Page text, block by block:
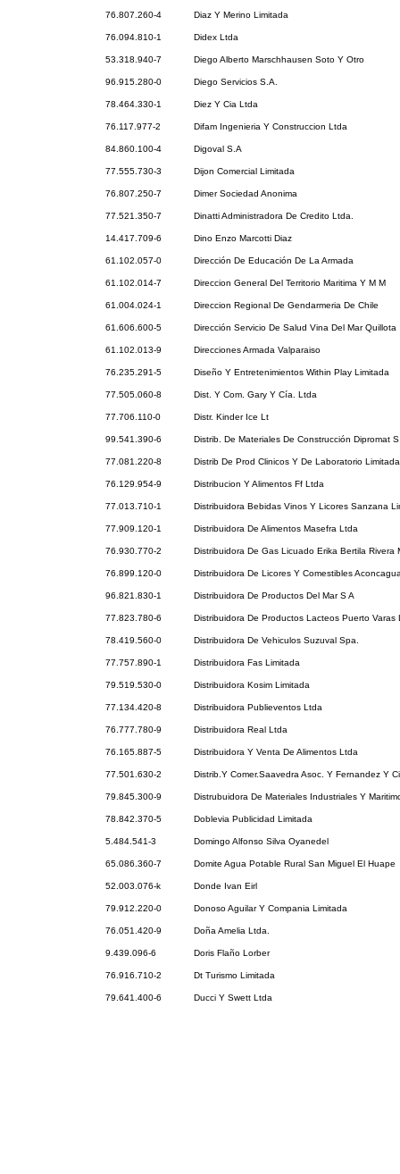
76.807.260-4 Diaz Y Merino Limitada
76.094.810-1 Didex Ltda
53.318.940-7 Diego Alberto Marschhausen Soto Y Otro
96.915.280-0 Diego Servicios S.A.
78.464.330-1 Diez Y Cia Ltda
76.117.977-2 Difam Ingenieria Y Construccion Ltda
84.860.100-4 Digoval S.A
77.555.730-3 Dijon Comercial Limitada
76.807.250-7 Dimer Sociedad Anonima
77.521.350-7 Dinatti Administradora De Credito Ltda.
14.417.709-6 Dino Enzo Marcotti Diaz
61.102.057-0 Dirección De Educación De La Armada
61.102.014-7 Direccion General Del Territorio Maritima Y M M
61.004.024-1 Direccion Regional De Gendarmeria De Chile
61.606.600-5 Dirección Servicio De Salud Vina Del Mar Quillota
61.102.013-9 Direcciones Armada Valparaiso
76.235.291-5 Diseño Y Entretenimientos Within Play Limitada
77.505.060-8 Dist. Y Com. Gary Y Cía. Ltda
77.706.110-0 Distr. Kinder Ice Lt
99.541.390-6 Distrib. De Materiales De Construcción Dipromat
77.081.220-8 Distrib De Prod Clinicos Y De Laboratorio Limitada
76.129.954-9 Distribucion Y Alimentos Ff Ltda
77.013.710-1 Distribuidora Bebidas Vinos Y Licores Sanzana
77.909.120-1 Distribuidora De Alimentos Masefra Ltda
76.930.770-2 Distribuidora De Gas Licuado Erika Bertila Rivera
76.899.120-0 Distribuidora De Licores Y Comestibles
96.821.830-1 Distribuidora De Productos Del Mar S A
77.823.780-6 Distribuidora De Productos Lacteos Puerto Varas
78.419.560-0 Distribuidora De Vehiculos Suzuval Spa.
77.757.890-1 Distribuidora Fas Limitada
79.519.530-0 Distribuidora Kosim Limitada
77.134.420-8 Distribuidora Publieventos Ltda
76.777.780-9 Distribuidora Real Ltda
76.165.887-5 Distribuidora Y Venta De Alimentos Ltda
77.501.630-2 Distrib.Y Comer.Saavedra Asoc. Y Fernandez Y
79.845.300-9 Distrubuidora De Materiales Industriales Y
78.842.370-5 Doblevia Publicidad Limitada
5.484.541-3 Domingo Alfonso Silva Oyanedel
65.086.360-7 Domite Agua Potable Rural San Miguel El Huape
52.003.076-k Donde Ivan Eirl
79.912.220-0 Donoso Aguilar Y Compania Limitada
76.051.420-9 Doña Amelia Ltda.
9.439.096-6 Doris Flaño Lorber
76.916.710-2 Dt Turismo Limitada
79.641.400-6 Ducci Y Swett Ltda